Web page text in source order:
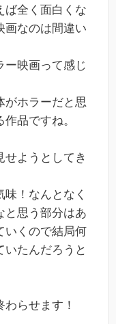
ば全く面白くな
画なのは間違い
ー映画って感じ
がホラーだと思
品ですね。
せようとしてき
！なんとなく
と思う部分はあ
いくので結局何
いたんだろうと
らせます！